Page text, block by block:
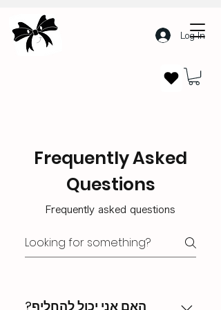
Log In
Frequently Asked
Questions
Frequently asked questions
?האם אני יכול להחליף